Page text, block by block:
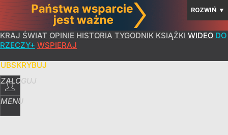
ROZWIŃ ▼
KRAJ ŚWIAT OPINIE HISTORIA TYGODNIK KSIĄŻKI WIDEO DO
RZECZY+ WSPIERAJ
ZALOGUJ
MENU